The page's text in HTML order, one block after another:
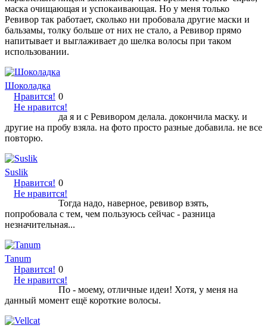
маска очищающая и успокаивающая. Но у меня только
Ревивор так работает, сколько ни пробовала другие маски и
бальзамы, толку больше от них не стало, а Ревивор прямо
напитывает и выглаживает до шелка волосы при таком
использовании.
Шоколадка
Нравится!
Не нравится!
0
да я и с Ревивором делала. докончила маску. и
другие на пробу взяла. на фото просто разные добавила. не все
повторю.
Suslik
Нравится!
Не нравится!
0
Тогда надо, наверное, ревивор взять,
попробовала с тем, чем пользуюсь сейчас - разница
незначительная...
Tanum
Нравится!
Не нравится!
0
По - моему, отличные идеи! Хотя, у меня на
данный момент ещё короткие волосы.